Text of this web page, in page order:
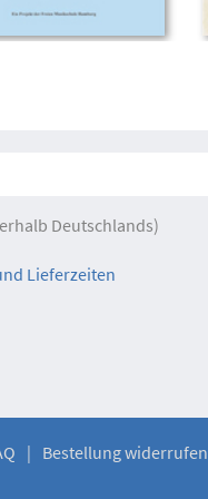
Deutschlands)
Lieferzeiten
Bestellung widerrufen